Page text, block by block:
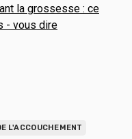
la grossesse : ce
- vous dire
L'ACCOUCHEMENT